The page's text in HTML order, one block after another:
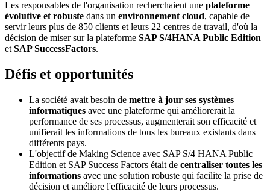
Les responsables de l'organisation recherchaient une plateforme
évolutive et robuste dans un environnement cloud, capable de
servir leurs plus de 850 clients et leurs 22 centres de travail, d'où la
décision de miser sur la plateforme SAP S/4HANA Public Edition
et SAP SuccessFactors.
Défis et opportunités
La société avait besoin de mettre à jour ses systèmes
informatiques avec une plateforme qui améliorerait la
performance de ses processus, augmenterait son efficacité et
unifierait les informations de tous les bureaux existants dans
différents pays.
L'objectif de Making Science avec SAP S/4 HANA Public
Edition et SAP Success Factors était de centraliser toutes les
informations avec une solution robuste qui facilite la prise de
décision et améliore l'efficacité de leurs processus.